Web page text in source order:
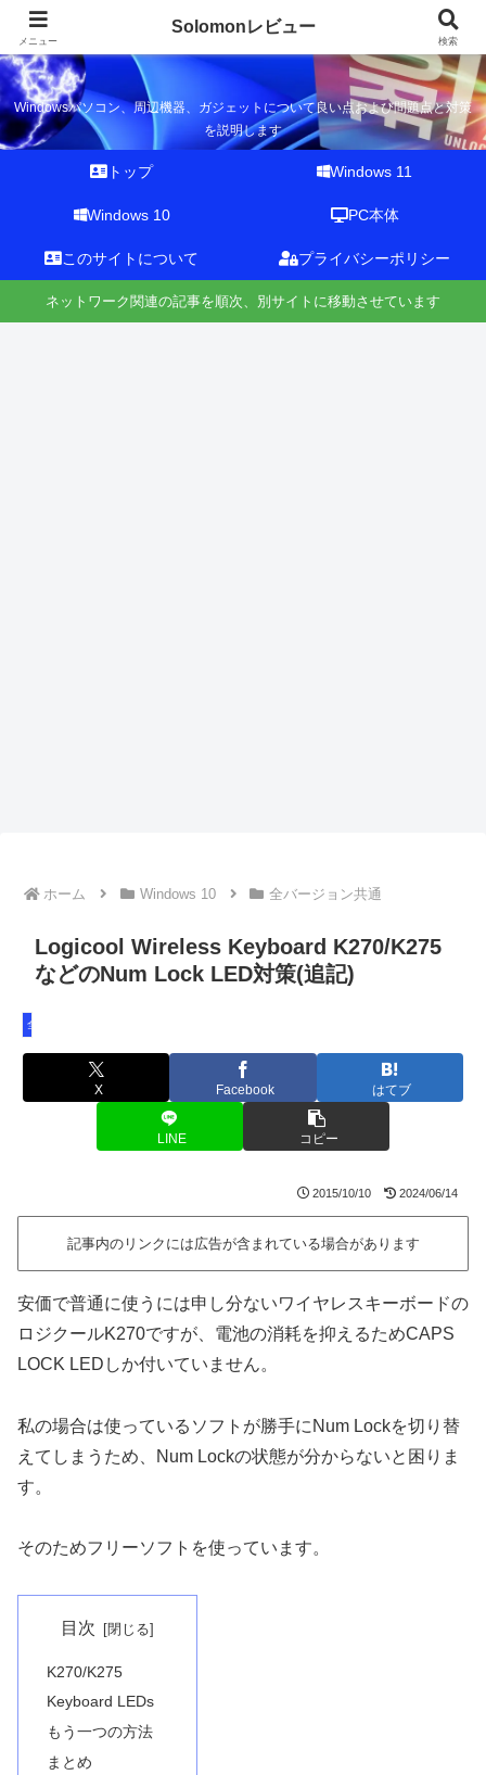
Solomonレビュー
Windowsパソコン、周辺機器、ガジェットについて良い点および問題点と対策
を説明します
トップ Windows 11
Windows 10 PC本体
このサイトについて プライバシーポリシー
ネットワーク関連の記事を順次、別サイトに移動させています
ホーム Windows 10 全バージョン共通
Logicool Wireless Keyboard K270/K275
などのNum Lock LED対策(追記)
全バージョン共通
X Facebook はてブ
LINE コピー
2015/10/10 2024/06/14
記事内のリンクには広告が含まれている場合があります
安価で普通に使うには申し分ないワイヤレスキーボードの
ロジクールK270ですが、電池の消耗を抑えるためCAPS
LOCK LEDしか付いていません。
私の場合は使っているソフトが勝手にNum Lockを切り替
えてしまうため、Num Lockの状態が分からないと困りま
す。
そのためフリーソフトを使っています。
目次
K270/K275
Keyboard LEDs
もう一つの方法
まとめ
メニュー
Solomonレビュー
検索